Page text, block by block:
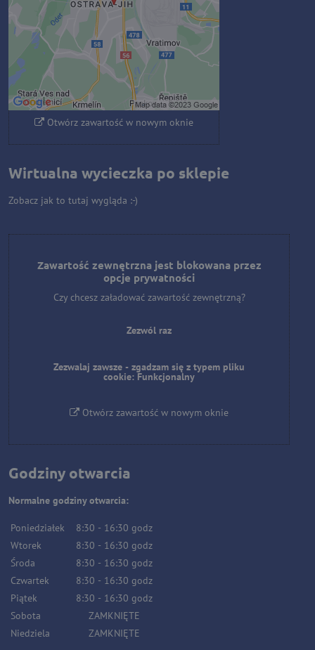
zewnętrzną?
Zezwól raz
Zezwalaj zawsze - zgadzam się z
typem pliku cookie: Funkcjonalny
Otwórz zawartość w nowym oknie
Wirtualna wycieczka po sklepie
Zobacz jak to tutaj wygląda :-)
Zawartość zewnętrzna jest blokowana przez
opcje prywatności
Czy chcesz załadować zawartość zewnętrzną?
Zezwól raz
Zezwalaj zawsze - zgadzam się z typem pliku
cookie: Funkcjonalny
Otwórz zawartość w nowym oknie
Godziny otwarcia
Normalne godziny otwarcia:
Poniedziałek 8:30 - 16:30 godz
Wtorek
8:30 - 16:30 godz
Środa
8:30 - 16:30 godz
Czwartek
8:30 - 16:30 godz
Piątek
8:30 - 16:30 godz
Sobota
ZAMKNIĘTE
Niedziela
ZAMKNIĘTE